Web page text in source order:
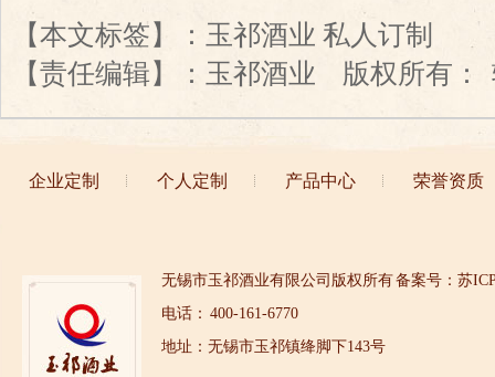
【本文标签】： 玉祁酒业 私人订制
【责任编辑】： 玉祁酒业 版权所有：
企业定制 个人定制 产品中心 荣誉资质
无锡市玉祁酒业有限公司版权所有备案号：苏
电话： 400-161-6770
地址：无锡市玉祁镇绛脚下143号